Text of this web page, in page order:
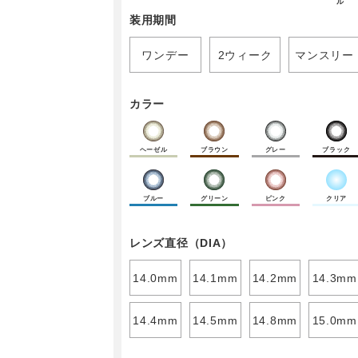
ル
装用期間
ワンデー 2ウィーク マンスリー
カラー
ヘーゼル ブラウン グレー ブラック
ブルー グリーン ピンク クリア
レンズ直径（DIA）
14.0mm 14.1mm 14.2mm 14.3mm
14.4mm 14.5mm 14.8mm 15.0mm